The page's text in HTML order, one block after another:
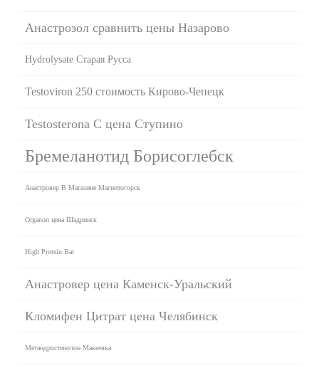
Анастрозол сравнить цены Назарово
Hydrolysate Старая Русса
Testoviron 250 стоимость Кирово-Чепецк
Testosterona C цена Ступино
Бремеланотид Борисоглебск
Анастровер В Магазине Магнитогорск
Organon цена Шадринск
High Protein Bar
Анастровер цена Каменск-Уральский
Кломифен Цитрат цена Челябинск
Метандростенолон Макеевка